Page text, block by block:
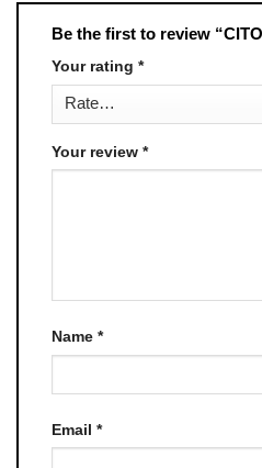
Be the first to review
Your rating *
Your review *
Name *
Email *